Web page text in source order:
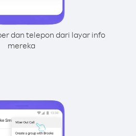
dan telepon dari layar info
mereka